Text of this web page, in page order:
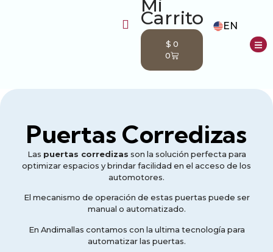
$ 0
0
EN
Puertas Corredizas
Las puertas corredizas son la solución perfecta para
optimizar espacios y brindar facilidad en el acceso de los
automotores.
El mecanismo de operación de estas puertas puede ser
manual o automatizado.
En Andimallas contamos con la ultima tecnología para
automatizar las puertas.